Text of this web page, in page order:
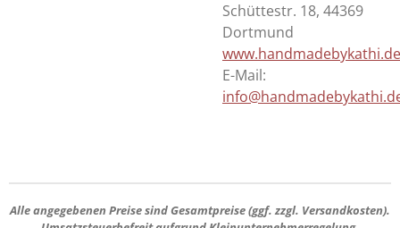
Schüttestr. 18, 44369
Dortmund
www.handmadebykathi.de
E-Mail:
Alle angegebenen Preise sindGesamtpreise(ggf. zzgl. Versandkosten).